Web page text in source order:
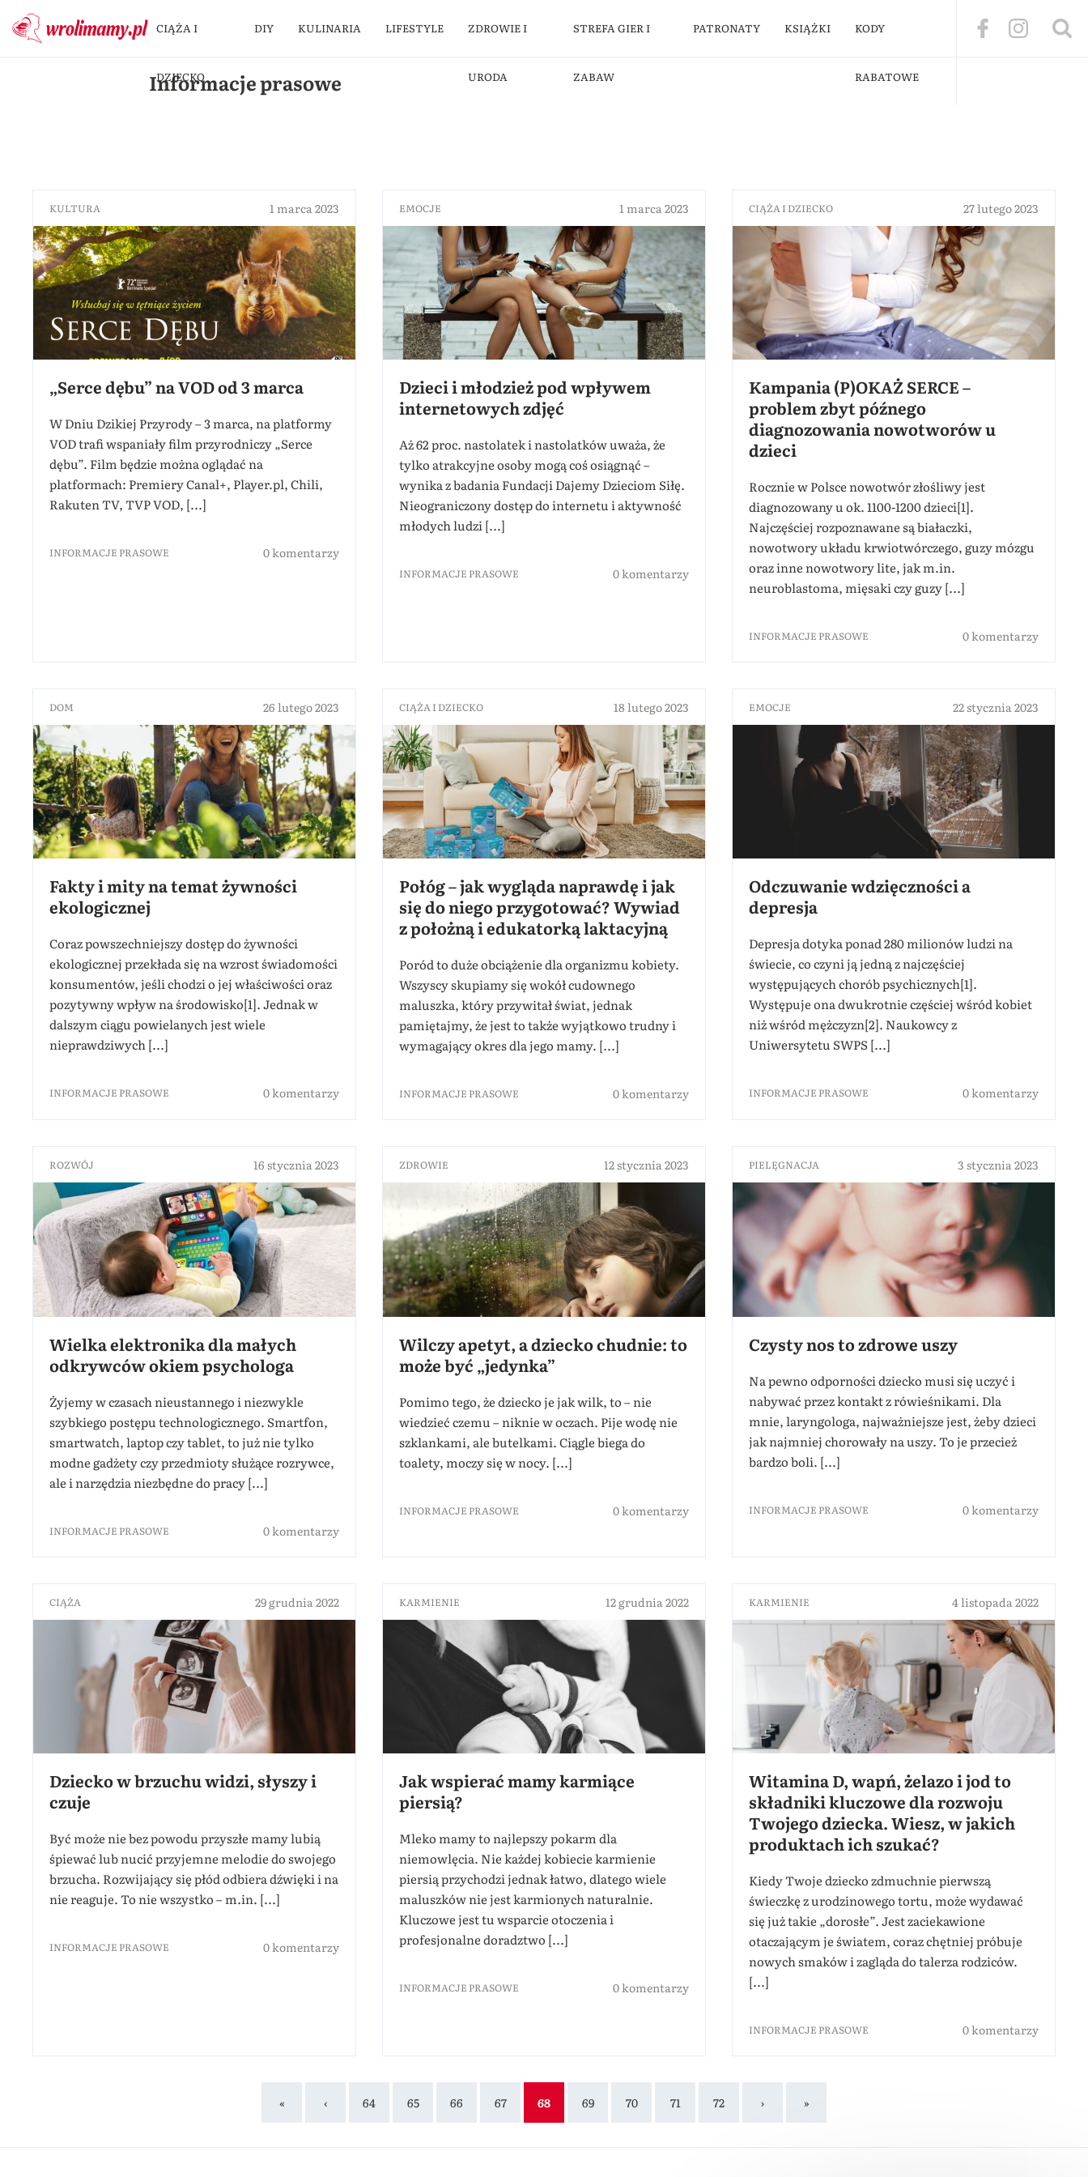
CIĄŻA I
DZIECKO
DIY KULINARIA LIFESTYLE ZDROWIE I
URODA
STREFA GIER I
ZABAW
PATRONATY KSIĄŻKI KODY
RABATOWE
Informacje prasowe
KULTURA 1 marca 2023
„Serce dębu” na VOD od 3 marca
W Dniu Dzikiej Przyrody – 3 marca, na platformy
VOD trafi wspaniały film przyrodniczy „Serce
dębu”. Film będzie można oglądać na
platformach: Premiery Canal+, Player.pl, Chili,
Rakuten TV, TVP VOD, [...]
INFORMACJE PRASOWE 0 komentarzy
EMOCJE 1 marca 2023
Dzieci i młodzież pod wpływem
internetowych zdjęć
Aż 62 proc. nastolatek i nastolatków uważa, że
tylko atrakcyjne osoby mogą coś osiągnąć –
wynika z badania Fundacji Dajemy Dzieciom Siłę.
Nieograniczony dostęp do internetu i aktywność
młodych ludzi [...]
INFORMACJE PRASOWE 0 komentarzy
CIĄŻA I DZIECKO 27 lutego 2023
Kampania (P)OKAŻ SERCE –
problem zbyt późnego
diagnozowania nowotworów u
dzieci
Rocznie w Polsce nowotwór złośliwy jest
diagnozowany u ok. 1100-1200 dzieci[1].
Najczęściej rozpoznawane są białaczki,
nowotwory układu krwiotwórczego, guzy mózgu
oraz inne nowotwory lite, jak m.in.
neuroblastoma, mięsaki czy guzy [...]
INFORMACJE PRASOWE 0 komentarzy
DOM 26 lutego 2023
Fakty i mity na temat żywności
ekologicznej
Coraz powszechniejszy dostęp do żywności
ekologicznej przekłada się na wzrost świadomości
konsumentów, jeśli chodzi o jej właściwości oraz
pozytywny wpływ na środowisko[1]. Jednak w
dalszym ciągu powielanych jest wiele
nieprawdziwych [...]
INFORMACJE PRASOWE 0 komentarzy
CIĄŻA I DZIECKO 18 lutego 2023
Połóg – jak wygląda naprawdę i jak
się do niego przygotować? Wywiad
z położną i edukatorką laktacyjną
Poród to duże obciążenie dla organizmu kobiety.
Wszyscy skupiamy się wokół cudownego
maluszka, który przywitał świat, jednak
pamiętajmy, że jest to także wyjątkowo trudny i
wymagający okres dla jego mamy. [...]
INFORMACJE PRASOWE 0 komentarzy
EMOCJE 22 stycznia 2023
Odczuwanie wdzięczności a
depresja
Depresja dotyka ponad 280 milionów ludzi na
świecie, co czyni ją jedną z najczęściej
występujących chorób psychicznych[1].
Występuje ona dwukrotnie częściej wśród kobiet
niż wśród mężczyzn[2]. Naukowcy z
Uniwersytetu SWPS [...]
INFORMACJE PRASOWE 0 komentarzy
ROZWÓJ 16 stycznia 2023
Wielka elektronika dla małych
odkrywców okiem psychologa
Żyjemy w czasach nieustannego i niezwykle
szybkiego postępu technologicznego. Smartfon,
smartwatch, laptop czy tablet, to już nie tylko
modne gadżety czy przedmioty służące rozrywce,
ale i narzędzia niezbędne do pracy [...]
INFORMACJE PRASOWE 0 komentarzy
ZDROWIE 12 stycznia 2023
Wilczy apetyt, a dziecko chudnie: to
może być „jedynka”
Pomimo tego, że dziecko je jak wilk, to – nie
wiedzieć czemu – niknie w oczach. Pije wodę nie
szklankami, ale butelkami. Ciągle biega do
toalety, moczy się w nocy. [...]
INFORMACJE PRASOWE 0 komentarzy
PIELĘGNACJA 3 stycznia 2023
Czysty nos to zdrowe uszy
Na pewno odporności dziecko musi się uczyć i
nabywać przez kontakt z rówieśnikami. Dla
mnie, laryngologa, najważniejsze jest, żeby dzieci
jak najmniej chorowały na uszy. To je przecież
bardzo boli. [...]
INFORMACJE PRASOWE 0 komentarzy
CIĄŻA 29 grudnia 2022
Dziecko w brzuchu widzi, słyszy i
czuje
Być może nie bez powodu przyszłe mamy lubią
śpiewać lub nucić przyjemne melodie do swojego
brzucha. Rozwijający się płód odbiera dźwięki i na
nie reaguje. To nie wszystko – m.in. [...]
INFORMACJE PRASOWE 0 komentarzy
KARMIENIE 12 grudnia 2022
Jak wspierać mamy karmiące
piersią?
Mleko mamy to najlepszy pokarm dla
niemowlęcia. Nie każdej kobiecie karmienie
piersią przychodzi jednak łatwo, dlatego wiele
maluszków nie jest karmionych naturalnie.
Kluczowe jest tu wsparcie otoczenia i
profesjonalne doradztwo [...]
INFORMACJE PRASOWE 0 komentarzy
KARMIENIE 4 listopada 2022
Witamina D, wapń, żelazo i jod to
składniki kluczowe dla rozwoju
Twojego dziecka. Wiesz, w jakich
produktach ich szukać?
Kiedy Twoje dziecko zdmuchnie pierwszą
świeczkę z urodzinowego tortu, może wydawać
się już takie „dorosłe”. Jest zaciekawione
otaczającym je światem, coraz chętniej próbuje
nowych smaków i zagląda do talerza rodziców.
[...]
INFORMACJE PRASOWE 0 komentarzy
« ‹ 64 65 66 67 68 69 70 71 72 › »